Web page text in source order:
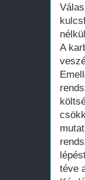
A
téve